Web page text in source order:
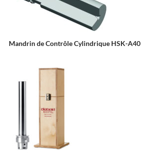
Mandrin de Contrôle Cylindrique HSK-A40